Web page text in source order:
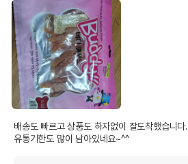
배송도 빠르고 상품도 하자없이 잘도착했습니다.
유통기한도 많이 남아있네요~^^